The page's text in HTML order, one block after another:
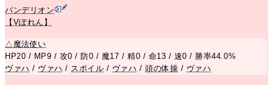
パンデリオン
【Vぽれん】
△ 魔法使い
HP20 / MP9 / 攻0 / 防0 / 魔17 / 精0 / 命13 / 速0 / 勝率44.0%
ヴァハ / ヴァハ / スポイル / ヴァハ /頭の体操 / ヴァハ